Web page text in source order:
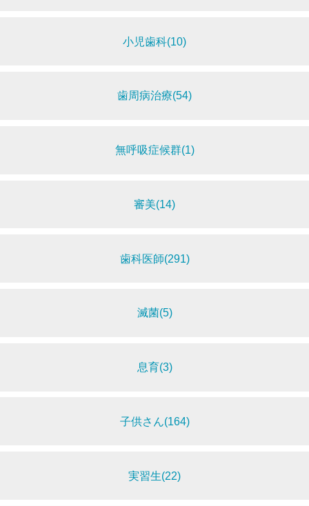
小児歯科(10)
歯周病治療(54)
無呼吸症候群(1)
審美(14)
歯科医師(291)
滅菌(5)
息育(3)
子供さん(164)
実習生(22)